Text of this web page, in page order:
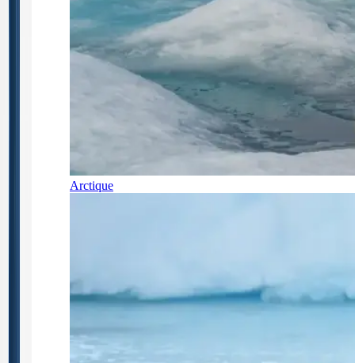
Arctique